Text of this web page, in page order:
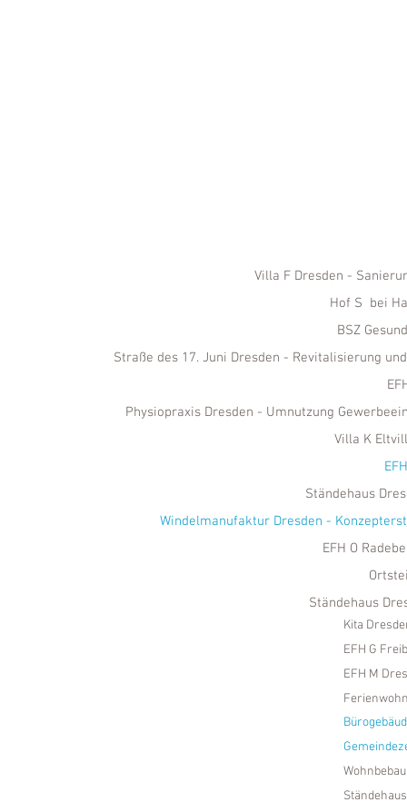
Villa F Dresden -
Hof S bei
BSZ
Straße des 17. Juni Dresden - Revitalisierung
Physiopraxis Dresden - Umnutzung
Villa K
Ständehaus
Windelmanufaktur Dresden -
EFH O
Ständehaus
Kita
EFH G
EFH M